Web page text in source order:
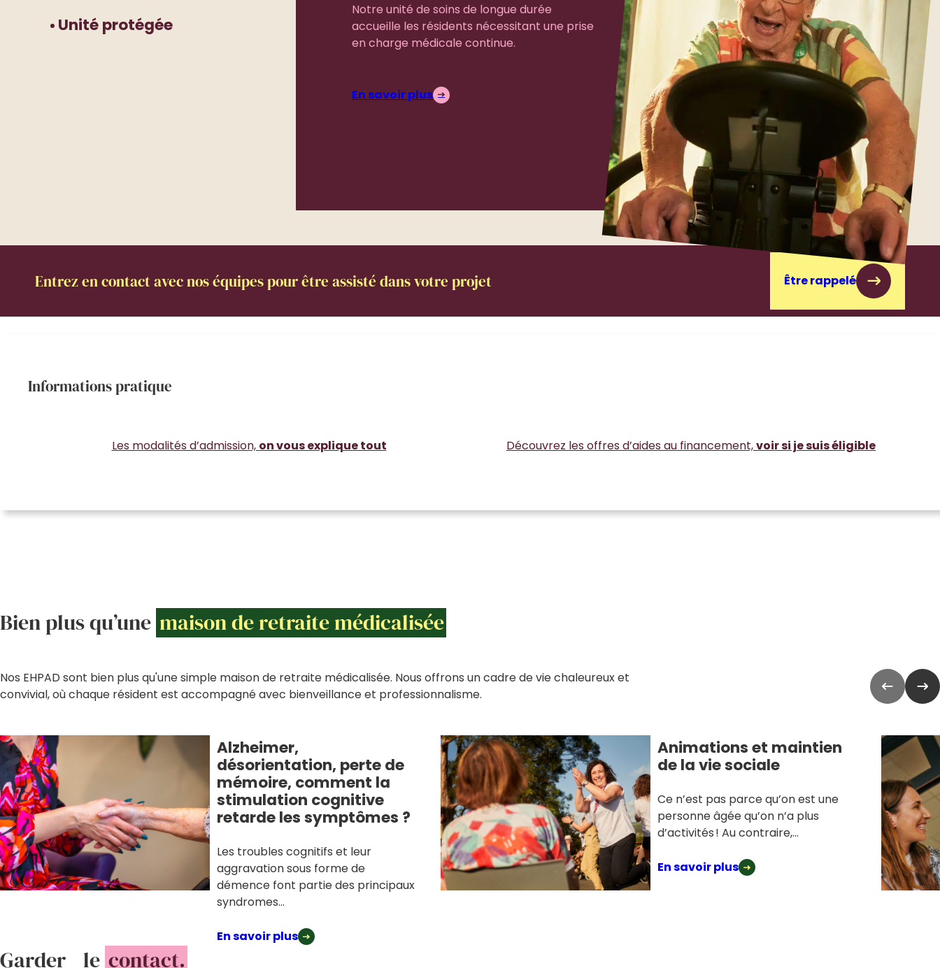
Unité protégée
Notre unité de soins de longue durée
accueille les résidents nécessitant une prise
en charge médicale continue.
En savoir plus
Entrez en contact avec nos équipes pour être assisté dans votre projet Être rappelé
Informations pratique
Les modalités d’admission, on vous explique tout Découvrez les offres d’aides au financement,voir si je suis éligible
Bien plus qu’une maison de retraite médicalisée
Nos EHPAD sont bien plus qu'une simple maison de retraite médicalisée. Nous offrons un cadre de vie chaleureux et
convivial, où chaque résident est accompagné avec bienveillance et professionnalisme.
Alzheimer,
désorientation, perte de
mémoire, comment la
stimulation cognitive
retarde les symptômes ?
Les troubles cognitifs et leur
aggravation sous forme de
démence font partie des principaux
syndromes...
En savoir plus
Animations et maintien
de la vie sociale
Ce n’est pas parce qu’on est une
personne âgée qu’on n’a plus
d’activités ! Au contraire,...
En savoir plus
Garder le contact.